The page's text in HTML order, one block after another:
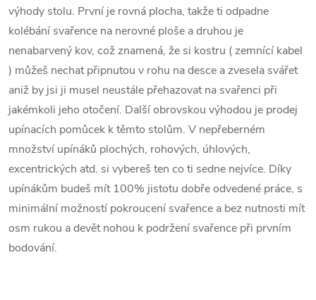
výhody stolu. První je rovná plocha, takže ti odpadne
kolébání svařence na nerovné ploše a druhou je
nenabarvený kov, což znamená, že si kostru ( zemnící kabel
) můžeš nechat připnutou v rohu na desce a zvesela svářet
aniž by jsi ji musel neustále přehazovat na svařenci při
jakémkoli jeho otočení. Další obrovskou výhodou je prodej
upínacích pomůcek k těmto stolům. V nepřeberném
množství upínáků plochých, rohových, úhlových,
excentrických atd. si vybereš ten co ti sedne nejvíce. Díky
upínákům budeš mít 100% jistotu dobře odvedené práce, s
minimální možností pokroucení svařence a bez nutnosti mít
osm rukou a devět nohou k podržení svařence při prvním
bodování.